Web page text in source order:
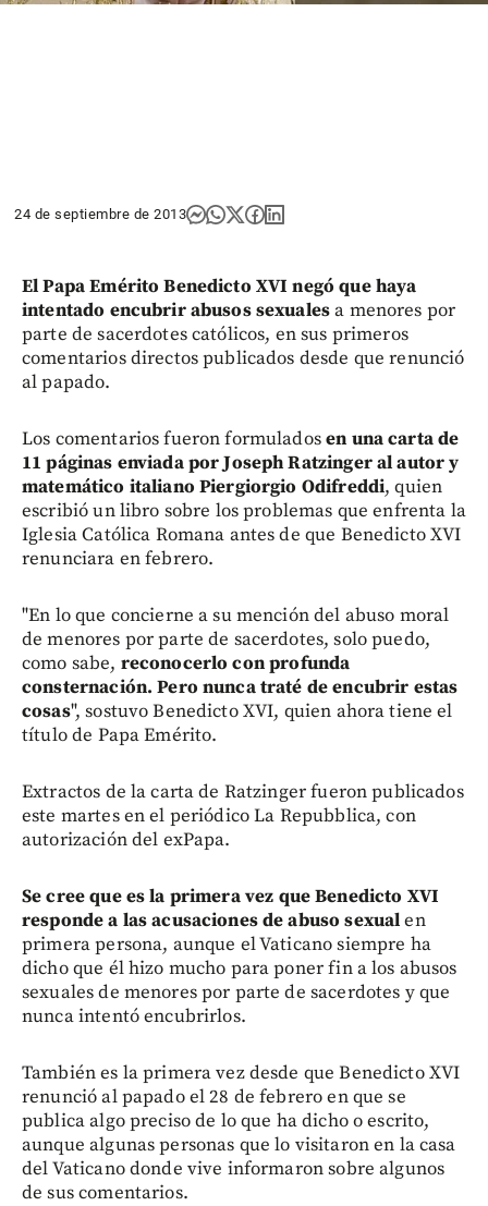
24 de septiembre de 2013
El Papa Emérito Benedicto XVI negó que haya
intentado encubrir abusos sexualesa menores por
parte de sacerdotes católicos, en sus primeros
comentarios directos publicados desde que renunció
al papado.
Los comentarios fueron formuladosen una carta de
11 páginas enviada por Joseph Ratzinger al autor y
matemático italiano Piergiorgio Odifreddi, quien
escribió un libro sobre los problemas que enfrenta la
Iglesia Católica Romana antes de que Benedicto XVI
renunciara en febrero.
"En lo que concierne a su mención del abuso moral
de menores por parte de sacerdotes, solo puedo,
como sabe, reconocerlo con profunda
consternación. Pero nunca traté de encubrir estas
cosas", sostuvo Benedicto XVI, quien ahora tiene el
título de Papa Emérito.
Extractos de la carta de Ratzinger fueron publicados
este martes en el periódico La Repubblica, con
autorización del exPapa.
Se cree quees la primera vez que Benedicto XVI
responde a las acusaciones de abuso sexualen
primera persona, aunque el Vaticano siempre ha
dicho que él hizo mucho para poner fin a los abusos
sexuales de menores por parte de sacerdotes y que
nunca intentó encubrirlos.
También es la primera vez desde que Benedicto XVI
renunció al papado el 28 de febrero en que se
publica algo preciso de lo que ha dicho o escrito,
aunque algunas personas que lo visitaron en la casa
del Vaticano donde vive informaron sobre algunos
de sus comentarios.